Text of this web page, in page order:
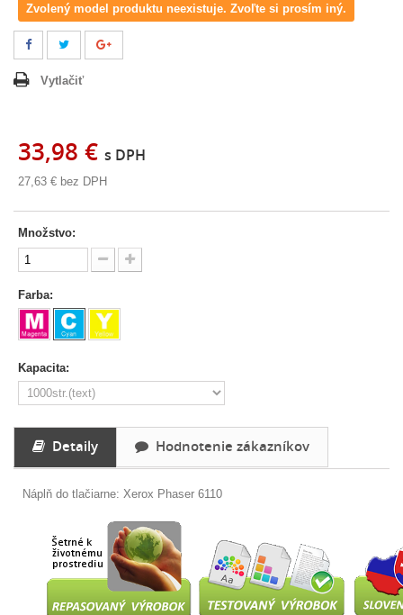
Zvolený model produktu neexistuje. Zvoľte si prosím iný.
Vytlačiť
33,98 € s DPH
27,63 € bez DPH
Množstvo:
Farba:
Kapacita:
Detaily Hodnotenie zákazníkov
Náplň do tlačiarne: Xerox Phaser 6110